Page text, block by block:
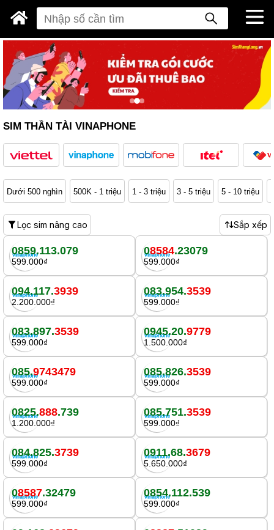
SIM THẦN TÀI VINAPHONE
Dưới 500 nghìn 500K - 1 triệu 1 - 3 triệu 3 - 5 triệu 5 - 10 triệu
Lọc sim nâng cao Sắp xếp
0859.113.079
599.000₫
08584.23079
599.000₫
094.117.3939
2.200.000₫
083.954.3539
599.000₫
083.897.3539
599.000₫
0945.20.9779
1.500.000₫
085.9743479
599.000₫
085.826.3539
599.000₫
0825.888.739
1.200.000₫
085.751.3539
599.000₫
084.825.3739
599.000₫
0911.68.3679
5.650.000₫
08587.32479
599.000₫
0854.112.539
599.000₫